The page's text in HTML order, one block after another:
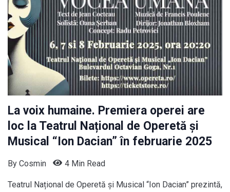
La voix humaine. Premiera operei are
loc la Teatrul Național de Operetă și
Musical “Ion Dacian” în februarie 2025
By Cosmin 4 Min Read
Teatrul Național de Operetă și Musical “Ion Dacian” prezintă,